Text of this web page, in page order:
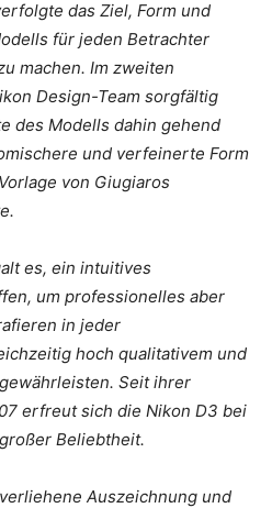
das Ziel, Form und
für jeden Betrachter
machen. Im zweiten
Design-Team sorgfältig
des Modells dahin gehend
und verfeinerte Form
von Giugiaros
es, ein intuitives
um professionelles aber
in jeder
hoch qualitativem und
Seit ihrer
erfreut sich die Nikon D3 bei
Beliebtheit.
Auszeichnung und